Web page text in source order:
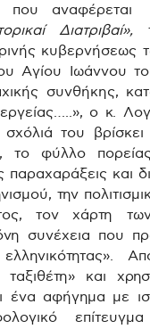
που
Διατριβαί»,
κυβερνήσεως
Αγίου Ιωάννου
συνθήκης,
ο κ.
του βρίσκει
το φύλλο
παραχαράξεις και
την
τον χάρτη
συνέχεια που
και
ένα αφήγημα με